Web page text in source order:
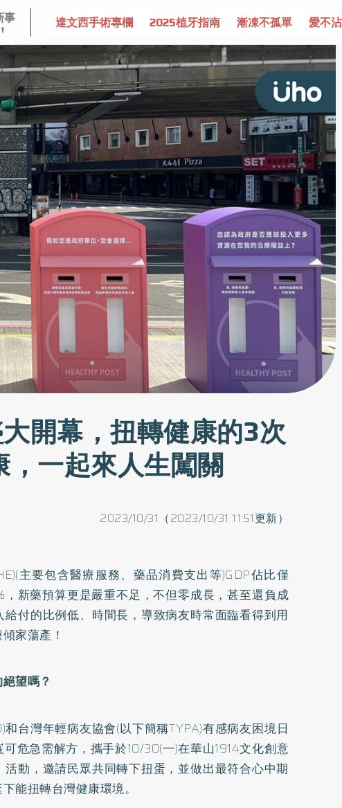
事手術專欄 2025植牙指南 漸凍不孤單 愛不沾黏 守護腺在
開幕，扭轉健康的3次
一起來人生闖關
2023/10/31（2023/10/31 11:51更新）
主要包含醫療服務、藥品消費支出等)GDP佔比僅
，新藥預算更是嚴重不足，不但零成長，甚至還負成
付的比例低、時間長，導致病友時常面臨看得到用
家蕩產！
望嗎？
台灣年輕病友協會(以下簡稱TYPA)有感病友困境日
危急需解方，攜手於10/30(一)在華山1914文化創意
動，邀請民眾共同轉下扭蛋，並做出最符合心中期
能扭轉台灣健康環境。